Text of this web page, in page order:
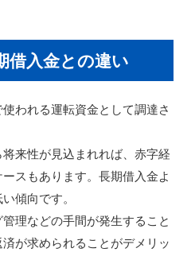
借入金との違い
われる運転資金として調達さ
来性が見込まれれば、赤字経
スもあります。長期借入金よ
傾向です。
理などの手間が発生すること
が求められることがデメリッ